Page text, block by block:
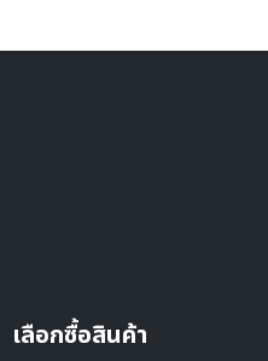
เลือกซื้อสินค้า